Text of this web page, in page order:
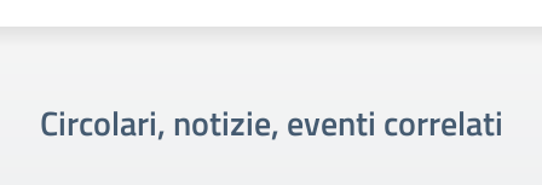
Circolari, notizie, eventi correlati